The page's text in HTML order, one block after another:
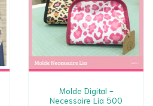
Molde Digital -
Necessaire Lia 500